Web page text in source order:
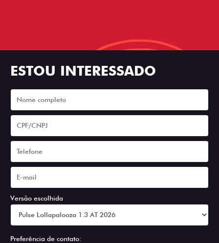
ESTOU INTERESSADO
Versão escolhida
Preferência de contato: